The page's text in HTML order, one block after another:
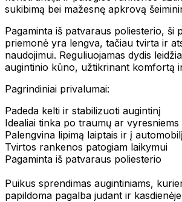
sukibimą bei mažesnę apkrovą
Pagaminta iš patvaraus poliesterio, ši
priemonė yra lengva, tačiau tvirta ir
naudojimui. Reguliuojamas dydis
augintinio kūno, užtikrinant komfortą
Pagrindiniai privalumai:
Padeda kelti ir stabilizuoti augintinį
Idealiai tinka po traumų ar vyresniems
Palengvina lipimą laiptais ir į automobilį
Tvirtos rankenos patogiam laikymui
Pagaminta iš patvaraus poliesterio
Puikus sprendimas augintiniams,
papildoma pagalba judant ir